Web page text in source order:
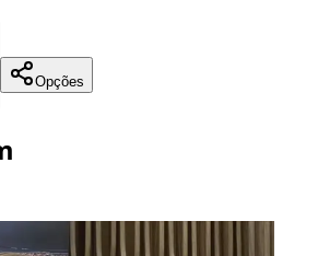
Opções